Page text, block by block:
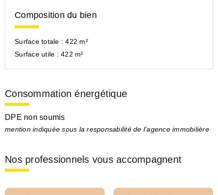
Composition du bien
Surface totale :422 m²
Surface utile : 422 m²
Consommation énergétique
DPE non soumis
mention indiquée sous la responsabilité de l’agence immobilière
Nos professionnels vous accompagnent